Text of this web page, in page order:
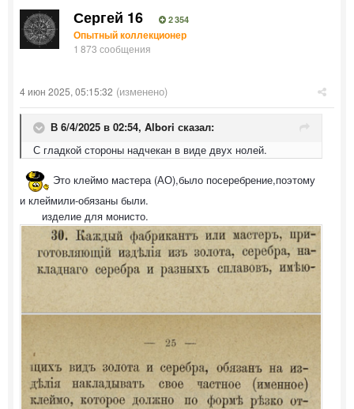
Сергей 16 2 354
Опытный коллекционер
1 873 сообщения
4 июн 2025, 05:15:32 (изменено)
В 6/4/2025 в 02:54, Albori сказал:
С гладкой стороны надчекан в виде двух нолей.
Это клеймо мастера (АО),было посеребрение,поэтому
и клеймили-обязаны были.
изделие для монисто.